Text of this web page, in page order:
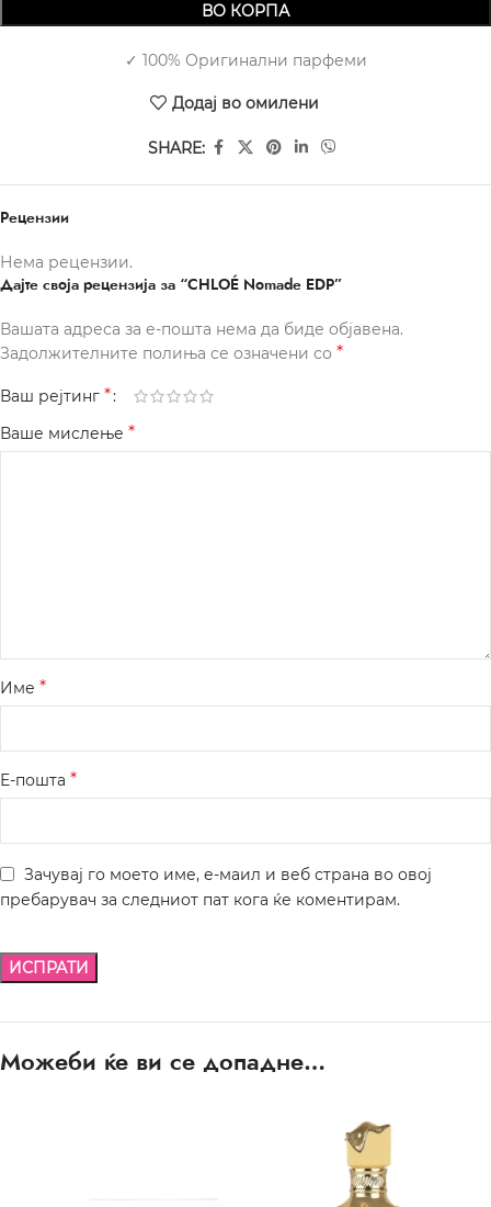
ВО КОРПА
✓ 100% Оригинални парфеми
Додај во омилени
SHARE:
Рецензии
Нема рецензии.
Дајте своја рецензија за “CHLOÉ Nomade EDP”
Вашата адреса за е-пошта нема да биде објавена.
Задолжителните полиња се означени со *
Ваш рејтинг *
Ваше мислење *
Име *
Е-пошта *
Зачувај го моето име, е-маил и веб страна во овој
пребарувач за следниот пат кога ќе коментирам.
Можеби ќе ви се допадне…